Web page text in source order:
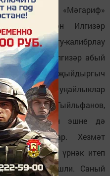
килгәнче «Мәгариф»
эшләгән Илгизәр
чистарту-калибрлау
торды. Илгизәр абый
тузан җыйдыргыч
эшчеләргә уңайлыклар
Динар Гыйльфанов,
бөтен эшне дә
башкаралар. Хезмәт
яшьләргә үрнәк итеп
да биредә эшли. Саный